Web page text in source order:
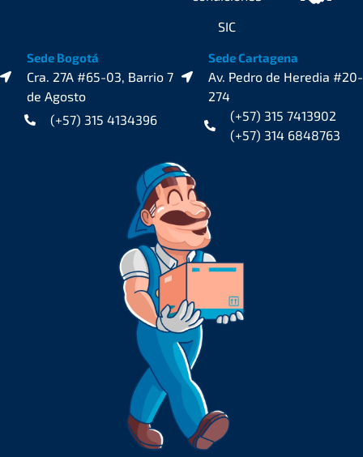
SIC
Sede Bogotá
Cra. 27A #65-03, Barrio 7
de Agosto
(+57) 315 4134396
Sede Cartagena
Av. Pedro de Heredia #20-
274
(+57) 315 7413902
(+57) 314 6848763